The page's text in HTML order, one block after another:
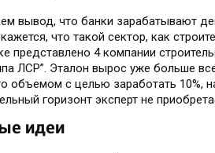
вывод, что банки зарабатывают
что такой сектор, как
представлено 4 компании
ЛСР”. Эталон вырос уже больше
объемом с целью заработать 10%,
горизонт эксперт не
идеи